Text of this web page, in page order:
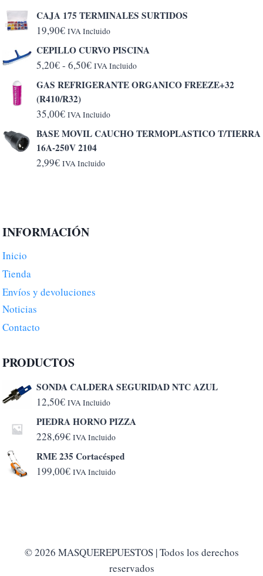
CAJA 175 TERMINALES SURTIDOS
19,90€ IVA Incluido
CEPILLO CURVO PISCINA
5,20€- 6,50€Rango
de
desde
5,20€
hasta
6,50€
IVA Incluido
GAS REFRIGERANTE ORGANICO FREEZE+32
(R410/R32)
35,00€ IVA Incluido
BASE MOVIL CAUCHO TERMOPLASTICO T/TIERRA
16A-250V 2104
2,99€ IVA Incluido
INFORMACIÓN
Inicio
Tienda
Envíos y devoluciones
Noticias
Contacto
PRODUCTOS
SONDA CALDERA SEGURIDAD NTC AZUL
12,50€ IVA Incluido
PIEDRA HORNO PIZZA
228,69€ IVA Incluido
RME 235 Cortacésped
199,00€ IVA Incluido
© 2026 MASQUEREPUESTOS | Todos los derechos
reservados